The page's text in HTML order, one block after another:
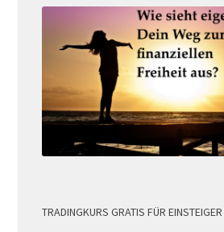
TRADINGKURS GRATIS FÜR EINSTEIGER